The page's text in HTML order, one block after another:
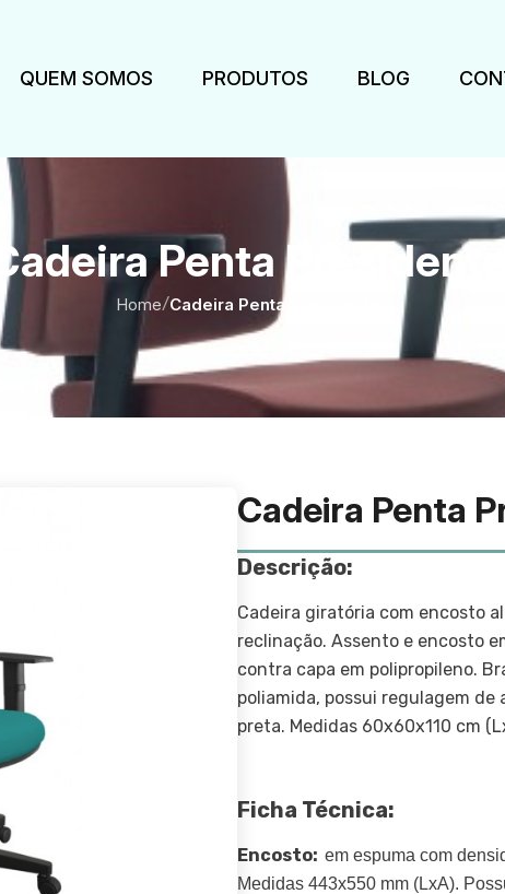
QUEM SOMOS PRODUTOS BLOG
Cadeira Penta Presidente
Home/Cadeira Penta Presidente
Cadeira Penta
Descrição:
Cadeira giratória com encosto
reclinação. Assento e encosto
contra capa em polipropileno.
poliamida, possui regulagem
preta. Medidas 60x60x110 cm
Ficha Técnica:
Encosto: em espuma com
Medidas 443x550 mm (LxA).